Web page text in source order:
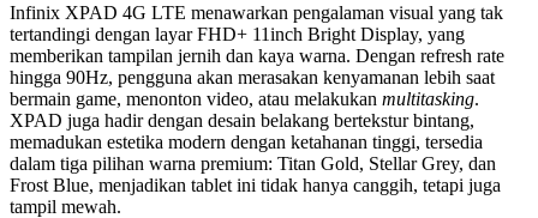
Infinix XPAD 4G LTE menawarkan pengalaman visual yang tak
tertandingi dengan layar FHD+ 11inch Bright Display, yang
memberikan tampilan jernih dan kaya warna. Dengan refresh rate
hingga 90Hz, pengguna akan merasakan kenyamanan lebih saat
bermain game, menonton video, atau melakukan multitasking.
XPAD juga hadir dengan desain belakang bertekstur bintang,
memadukan estetika modern dengan ketahanan tinggi, tersedia
dalam tiga pilihan warna premium: Titan Gold, Stellar Grey, dan
Frost Blue, menjadikan tablet ini tidak hanya canggih, tetapi juga
tampil mewah.